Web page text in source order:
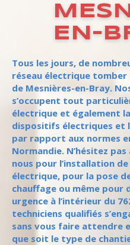
EN-
Tous les jours, de
réseau électrique tomber
de Mesnières-en-Bray.
s’occupent tout
électrique et également
dispositifs électriques et
par rapport aux normes
Normandie. N’hésitez
nous pour l’installation
électrique, pour la pose
chauffage ou même pour
urgence à l’intérieur du
techniciens qualifiés
sans vous faire attendre
que soit le type de